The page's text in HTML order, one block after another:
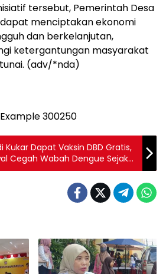
tersebut, Pemerintah Desa
menciptakan ekonomi
dan berkelanjutan,
ketergantungan masyarakat
(adv/*nda)
Kukar Dapat Vaksin DBD Gratis,
Cegah Wabah Dengue Sejak